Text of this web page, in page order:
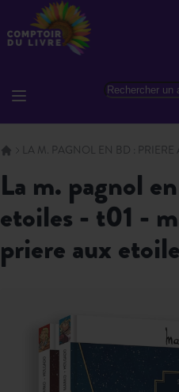
Allez au contenu
Rechercher
LA M. PAGNOL EN BD :
la m. pagnol en bd : priere aux
etoiles - t01 -
priere aux